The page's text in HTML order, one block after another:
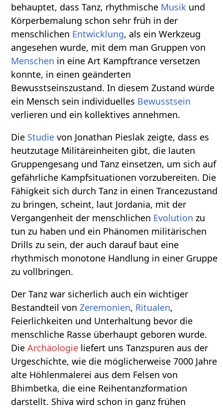
behauptet, dass Tanz, rhythmische Musik und
Körperbemalung schon sehr früh in der
menschlichen Entwicklung, als ein Werkzeug
angesehen wurde, mit dem man Gruppen von
Menschen in eine Art Kampftrance versetzen
konnte, in einen geänderten
Bewusstseinszustand. In diesem Zustand würde
ein Mensch sein individuelles Bewusstsein
verlieren und ein kollektives annehmen.
Die Studie von Jonathan Pieslak zeigte, dass es
heutzutage Militäreinheiten gibt, die lauten
Gruppengesang und Tanz einsetzen, um sich auf
gefährliche Kampfsituationen vorzubereiten. Die
Fähigkeit sich durch Tanz in einen Trancezustand
zu bringen, scheint, laut Jordania, mit der
Vergangenheit der menschlichen Evolution zu
tun zu haben und ein Phänomen militärischen
Drills zu sein, der auch darauf baut eine
rhythmisch monotone Handlung in einer Gruppe
zu vollbringen.
Der Tanz war sicherlich auch ein wichtiger
Bestandteil vonZeremonien, Ritualen,
Feierlichkeiten und Unterhaltung bevor die
menschliche Rasse überhaupt geboren wurde.
DieArchäologie liefert uns Tanzspuren aus der
Urgeschichte, wie die möglicherweise 7000 Jahre
alte Höhlenmalerei aus dem Felsen von
Bhimbetka, die eine Reihentanzformation
darstellt. Shiva wird schon in ganz frühen